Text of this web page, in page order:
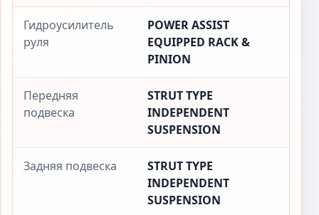
Гидроусилитель
руля
POWER ASSIST
EQUIPPED RACK &
PINION
Передняя
подвеска
STRUT TYPE
INDEPENDENT
SUSPENSION
Задняя подвеска
STRUT TYPE
INDEPENDENT
SUSPENSION